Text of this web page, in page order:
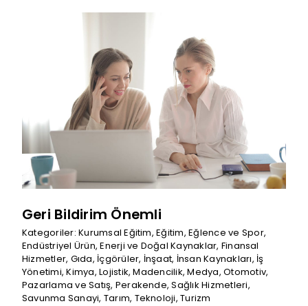
Geri Bildirim Önemli
Kategoriler:Kurumsal Eğitim,Eğitim,Eğlence ve Spor,
Endüstriyel Ürün,Enerji ve Doğal Kaynaklar, Finansal
Hizmetler, Gıda, İçgörüler, İnşaat, İnsan Kaynakları, İş
Yönetimi,Kimya,Lojistik,Madencilik,Medya,Otomotiv,
Pazarlama ve Satış, Perakende,Sağlık Hizmetleri,
Savunma Sanayi, Tarım, Teknoloji,Turizm